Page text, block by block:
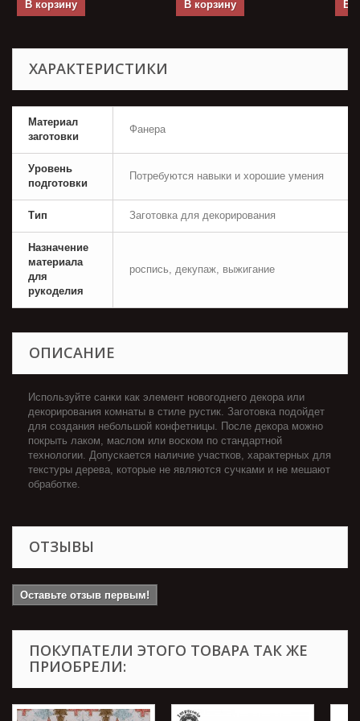
В корзину В корзину В
ХАРАКТЕРИСТИКИ
Материал
заготовки
Фанера
Уровень
подготовки
Потребуются навыки и хорошие умения
Тип Заготовка для декорирования
Назначение
материала
для
рукоделия
роспись, декупаж, выжигание
ОПИСАНИЕ
Используйте санки как элемент новогоднего декора или
декорирования комнаты в стиле рустик. Заготовка подойдет
для создания небольшой конфетницы. После декора можно
покрыть лаком, маслом или воском по стандартной
технологии. Допускается наличие участков, характерных для
текстуры дерева, которые не являются сучками и не мешают
обработке.
ОТЗЫВЫ
Оставьте отзыв первым!
ПОКУПАТЕЛИ ЭТОГО ТОВАРА ТАК ЖЕ
ПРИОБРЕЛИ: